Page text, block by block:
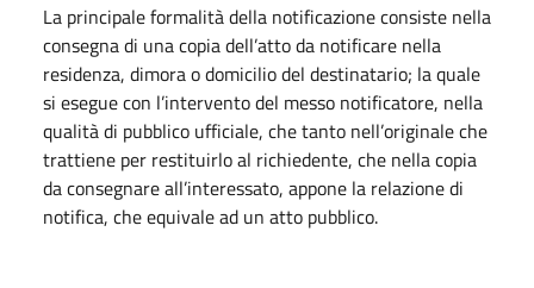
La principale formalità della notificazione consiste nella
consegna di una copia dell’atto da notificare nella
residenza, dimora o domicilio del destinatario; la quale
si esegue con l’intervento del messo notificatore, nella
qualità di pubblico ufficiale, che tanto nell’originale che
trattiene per restituirlo al richiedente, che nella copia
da consegnare all’interessato, appone la relazione di
notifica, che equivale ad un atto pubblico.